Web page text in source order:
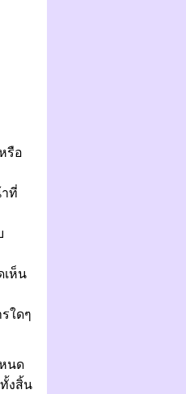
รือ
ที่
ห็น
ใดๆ
นด
งสิ้น